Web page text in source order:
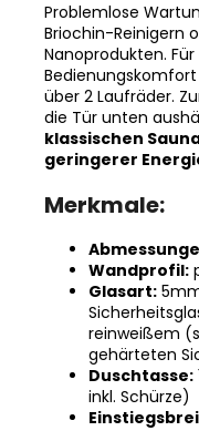
Problemlose
Briochin-Reinigern
Nanoprodukten.
über 2 Laufräder.
die Tür unten
klassischen
geringerer
Merkmale:
Wandprofil:
Glasart:
reinweißem
gehärteten
Duschtasse:
inkl. Schürze)